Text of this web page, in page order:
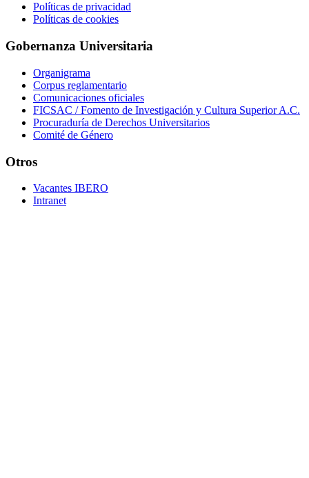
Políticas de privacidad
Políticas de cookies
Gobernanza Universitaria
Organigrama
Corpus reglamentario
Comunicaciones oficiales
FICSAC / Fomento de Investigación y Cultura Superior A.C.
Procuraduría de Derechos Universitarios
Comité de Género
Otros
Vacantes IBERO
Intranet